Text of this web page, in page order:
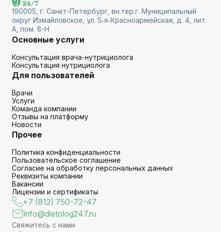
190005, г. Санкт-Петербург, вн.тер.г. Муниципальный
округ Измайловское, ул. 5‑я‑Красноармейская, д. 4, лит.
А, пом. 8-Н
Основные услуги
Консультация врача-нутрициолога
Консультация нутрициолога
Для пользователей
Врачи
Услуги
Команда компании
Отзывы на платформу
Новости
Прочее
Политика конфиденциальности
Пользовательское соглашение
Согласие на обработку персональных данных
Реквизиты компании
Вакансии
Лицензии и сертификаты
+7 (812) 750-72-47
info@dietolog247.ru
Свяжитесь с нами